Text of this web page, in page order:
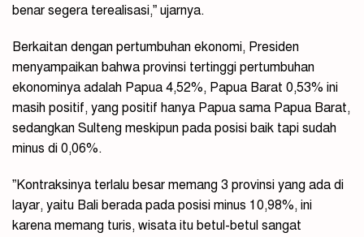
benar segera terealisasi,” ujarnya.
Berkaitan dengan pertumbuhan ekonomi, Presiden
menyampaikan bahwa provinsi tertinggi pertumbuhan
ekonominya adalah Papua 4,52%, Papua Barat 0,53% ini
masih positif, yang positif hanya Papua sama Papua Barat,
sedangkan Sulteng meskipun pada posisi baik tapi sudah
minus di 0,06%.
”Kontraksinya terlalu besar memang 3 provinsi yang ada di
layar, yaitu Bali berada pada posisi minus 10,98%, ini
karena memang turis, wisata itu betul-betul sangat